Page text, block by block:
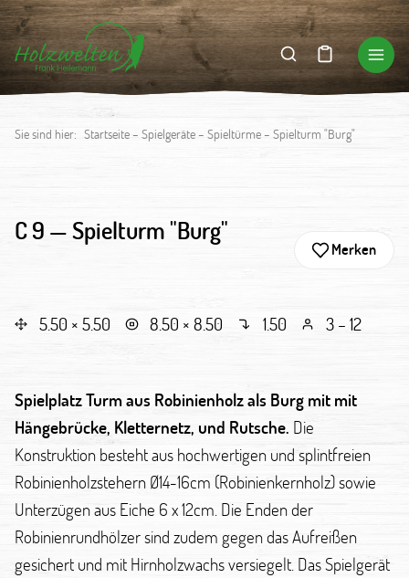
Sie sind hier: Startseite– Spielgeräte– Spieltürme – Spielturm "Burg"
C 9 —Spielturm "Burg"
Merken
5.50 × 5.50 8.50 × 8.50 1.50 3 – 12
Spielplatz Turm aus Robinienholz als Burg mit mit
Hängebrücke, Kletternetz, und Rutsche. Die
Konstruktion besteht aus hochwertigen und splintfreien
Robinienholzstehern Ø14-16cm (Robinienkernholz) sowie
Unterzügen aus Eiche 6 x 12cm. Die Enden der
Robinienrundhölzer sind zudem gegen das Aufreißen
gesichert und mit Hirnholzwachs versiegelt. Das Spielgerät